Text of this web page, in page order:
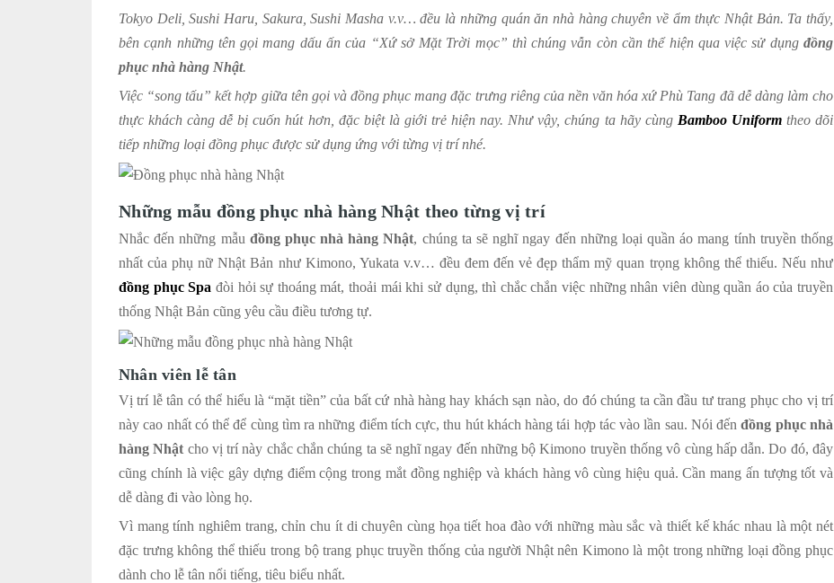
Tokyo Deli, Sushi Haru, Sakura, Sushi Masha v.v… đều là những quán ăn nhà hàng chuyên về ẩm thực Nhật Bản. Ta thấy,
bên cạnh những tên gọi mang dấu ấn của “Xứ sở Mặt Trời mọc” thì chúng vẫn còn cần thể hiện qua việc sử dụng đồng
phục nhà hàng Nhật.
Việc “song tấu” kết hợp giữa tên gọi và đồng phục mang đặc trưng riêng của nền văn hóa xứ Phù Tang đã dễ dàng làm cho
thực khách càng dễ bị cuốn hút hơn, đặc biệt là giới trẻ hiện nay. Như vậy, chúng ta hãy cùng Bamboo Uniformtheo dõi
tiếp những loại đồng phục được sử dụng ứng với từng vị trí nhé.
Những mẫu đồng phục nhà hàng Nhật theo từng vị trí
Nhắc đến những mẫu đồng phục nhà hàng Nhật, chúng ta sẽ nghĩ ngay đến những loại quần áo mang tính truyền thống
nhất của phụ nữ Nhật Bản như Kimono, Yukata v.v… đều đem đến vẻ đẹp thẩm mỹ quan trọng không thể thiếu. Nếu như
đồng phục Spa đòi hỏi sự thoáng mát, thoải mái khi sử dụng, thì chắc chắn việc những nhân viên dùng quần áo của truyền
thống Nhật Bản cũng yêu cầu điều tương tự.
Nhân viên lễ tân
Vị trí lễ tân có thể hiểu là “mặt tiền” của bất cứ nhà hàng hay khách sạn nào, do đó chúng ta cần đầu tư trang phục cho vị trí
này cao nhất có thể để cùng tìm ra những điểm tích cực, thu hút khách hàng tái hợp tác vào lần sau. Nói đếnđồng phục nhà
hàng Nhật cho vị trí này chắc chắn chúng ta sẽ nghĩ ngay đến những bộ Kimono truyền thống vô cùng hấp dẫn. Do đó, đây
cũng chính là việc gây dựng điểm cộng trong mắt đồng nghiệp và khách hàng vô cùng hiệu quả. Cần mang ấn tượng tốt và
dễ dàng đi vào lòng họ.
Vì mang tính nghiêm trang, chỉn chu ít di chuyên cùng họa tiết hoa đào với những màu sắc và thiết kế khác nhau là một nét
đặc trưng không thể thiếu trong bộ trang phục truyền thống của người Nhật nên Kimono là một trong những loại đồng phục
dành cho lễ tân nổi tiếng, tiêu biểu nhất.